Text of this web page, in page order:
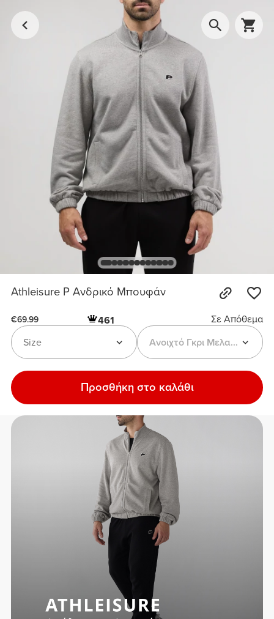
Athleisure P Ανδρικό Μπουφάν
€69.99 461
Σε Απόθεμα
Ανοιχτό Γκρι Μελανζέ
Size
Προσθήκη στο καλάθι